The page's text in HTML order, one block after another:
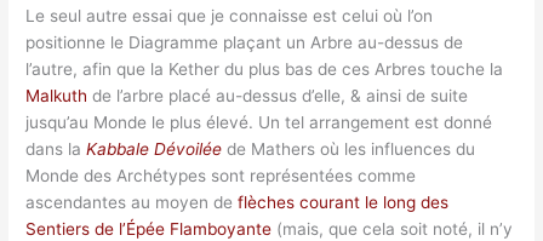
Le seul autre essai que je connaisse est celui où l’on
positionne le Diagramme plaçant un Arbre au-dessus de
l’autre, afin que la Kether du plus bas de ces Arbres touche la
Malkuth de l’arbre placé au-dessus d’elle, & ainsi de suite
jusqu’au Monde le plus élevé. Un tel arrangement est donné
dans laKabbale Dévoilée de Mathers où les influences du
Monde des Archétypes sont représentées comme
ascendantes au moyen deflèches courant le long des
Sentiers de l’Épée Flamboyante (mais, que cela soit noté, il n’y